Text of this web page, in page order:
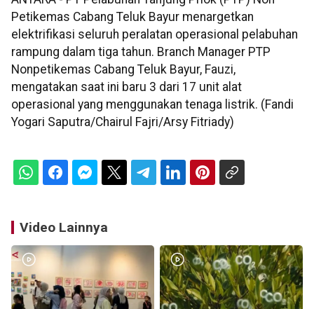
Petikemas Cabang Teluk Bayur menargetkan
elektrifikasi seluruh peralatan operasional pelabuhan
rampung dalam tiga tahun. Branch Manager PTP
Nonpetikemas Cabang Teluk Bayur, Fauzi,
mengatakan saat ini baru 3 dari 17 unit alat
operasional yang menggunakan tenaga listrik. (Fandi
Yogari Saputra/Chairul Fajri/Arsy Fitriady)
Video Lainnya